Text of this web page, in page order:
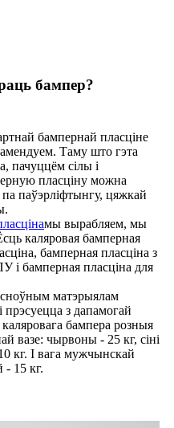
бампер?
бампернай пласціне
Таму што гэта
пачуццём сілы і
пласціну можна
паўэрліфтынгу, цяжкай
мы вырабляем, мы
каляровая бамперная
бамперная пласціна з
і бамперная пласціна для
матэрыялам
прэсуецца з дапамогай
бампера розныя
вазе: чырвоны - 25 кг, сіні
кг. І вага мужчынскай
- 15 кг.